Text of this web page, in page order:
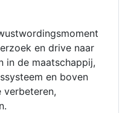
en drive naar
in de maatschappij,
en boven